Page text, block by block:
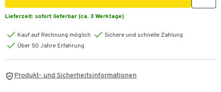
Lieferzeit: sofort lieferbar (ca. 3 Werktage)
Kauf auf Rechnung möglich
Sichere und schnelle Zahlung
Über 50 Jahre Erfahrung
Produkt- und Sicherheitsinformationen